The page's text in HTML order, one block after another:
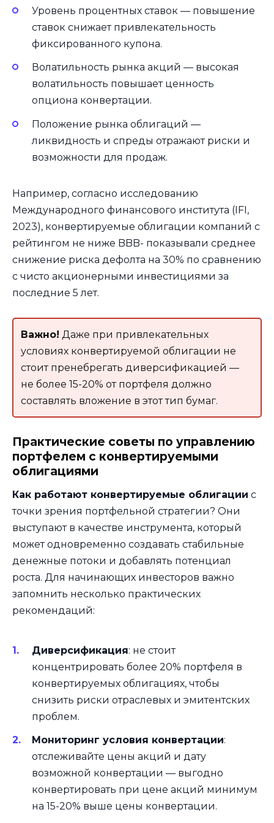
Уровень процентных ставок — повышение
ставок снижает привлекательность
фиксированного купона.
Волатильность рынка акций — высокая
волатильность повышает ценность
опциона конвертации.
Положение рынка облигаций —
ликвидность и спреды отражают риски и
возможности для продаж.
Например, согласно исследованию
Международного финансового института (IFI,
2023), конвертируемые облигации компаний с
рейтингом не ниже BBB- показывали среднее
снижение риска дефолта на 30% по сравнению
с чисто акционерными инвестициями за
последние 5 лет.
Важно! Даже при привлекательных
условиях конвертируемой облигации не
стоит пренебрегать диверсификацией —
не более 15-20% от портфеля должно
составлять вложение в этот тип бумаг.
Практические советы по управлению
портфелем с конвертируемыми
облигациями
Как работают конвертируемые облигации с
точки зрения портфельной стратегии? Они
выступают в качестве инструмента, который
может одновременно создавать стабильные
денежные потоки и добавлять потенциал
роста. Для начинающих инвесторов важно
запомнить несколько практических
рекомендаций:
Диверсификация: не стоит
концентрировать более 20% портфеля в
конвертируемых облигациях, чтобы
снизить риски отраслевых и эмитентских
проблем.
Мониторинг условия конвертации:
отслеживайте цены акций и дату
возможной конвертации — выгодно
конвертировать при цене акций минимум
на 15-20% выше цены конвертации.